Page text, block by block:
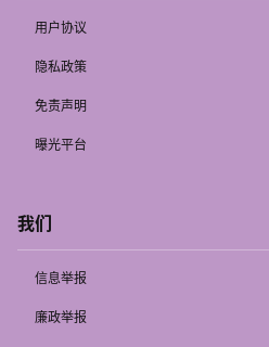
用户协议
隐私政策
免责声明
曝光平台
我们
信息举报
廉政举报